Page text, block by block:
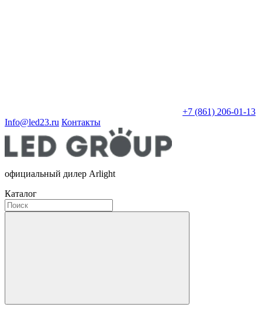
+7 (861) 206-01-13
Info@led23.ru Контакты
официальный дилер Arlight
Каталог